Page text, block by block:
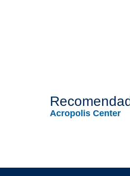
Acropolis Center